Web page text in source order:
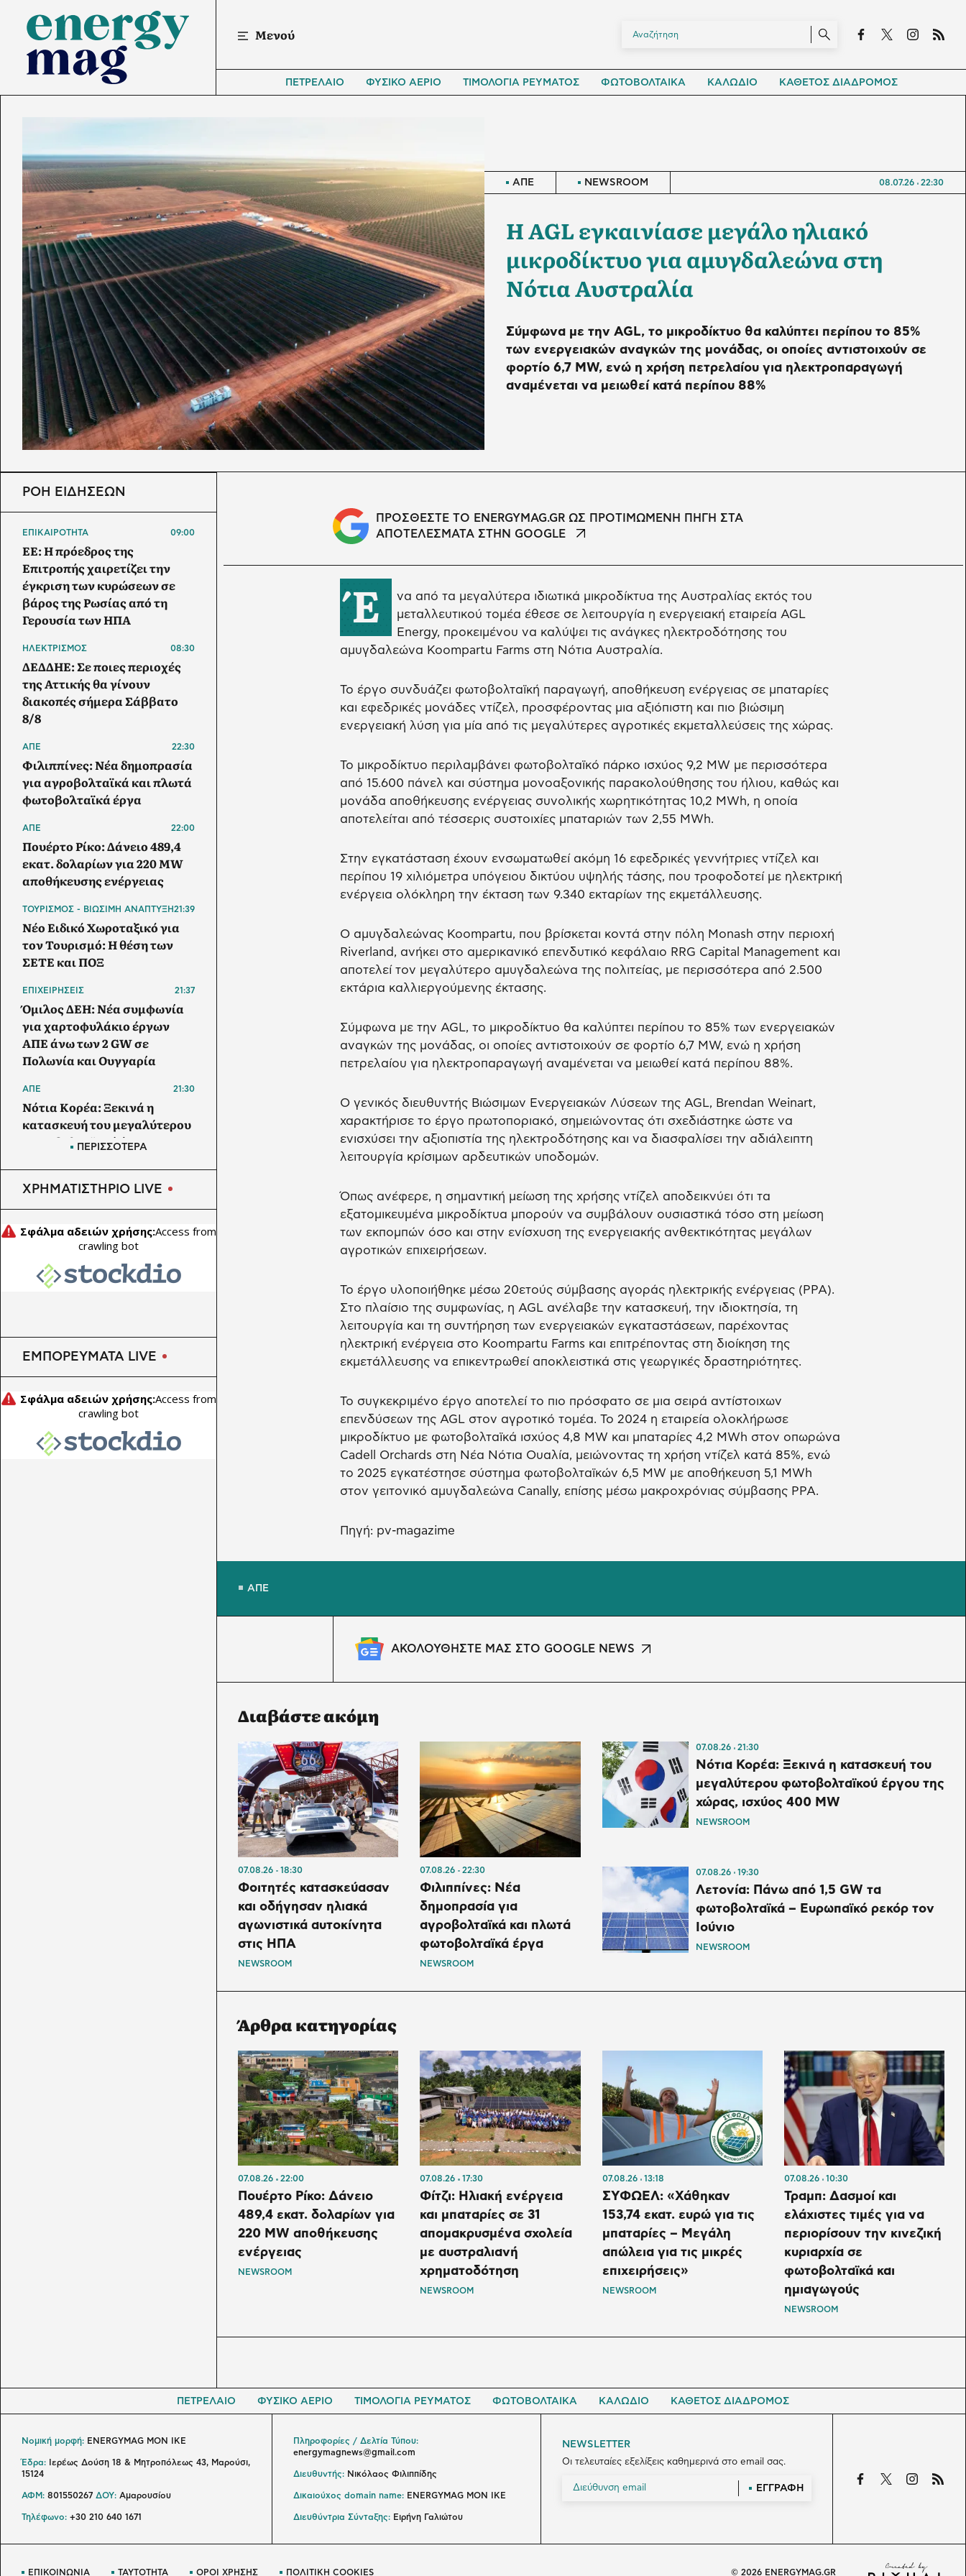
Μενού
ΠΕΤΡΕΛΑΙΟ ΦΥΣΙΚΟ ΑΕΡΙΟ ΤΙΜΟΛΟΓΙΑ ΡΕΥΜΑΤΟΣ ΦΩΤΟΒΟΛΤΑΙΚΑ ΚΑΛΩΔΙΟ ΚΑΘΕΤΟΣ ΔΙΑΔΡΟΜΟΣ
ΑΠΕ NEWSROOM 08.07.26 22:30
Η AGL εγκαινίασε μεγάλο ηλιακό
μικροδίκτυο για αμυγδαλεώνα στη
Νότια Αυστραλία
Σύμφωνα με την AGL, το μικροδίκτυο θα καλύπτει περίπου το 85%
των ενεργειακών αναγκών της μονάδας, οι οποίες αντιστοιχούν σε
φορτίο 6,7 MW, ενώ η χρήση πετρελαίου για ηλεκτροπαραγωγή
αναμένεται να μειωθεί κατά περίπου 88%
ΠΡΟΣΘΕΣΤΕ ΤΟ ENERGYMAG.GR ΩΣ ΠΡΟΤΙΜΩΜΕΝΗ ΠΗΓΗ ΣΤΑ
ΑΠΟΤΕΛΕΣΜΑΤΑ ΣΤΗΝ GOOGLE
Έ
να από τα μεγαλύτερα ιδιωτικά μικροδίκτυα της Αυστραλίας εκτός του
μεταλλευτικού τομέα έθεσε σε λειτουργία η ενεργειακή εταιρεία AGL
Energy, προκειμένου να καλύψει τις ανάγκες ηλεκτροδότησης του
αμυγδαλεώνα Koompartu Farms στη Νότια Αυστραλία.
Το έργο συνδυάζει φωτοβολταϊκή παραγωγή, αποθήκευση ενέργειας σε μπαταρίες
και εφεδρικές μονάδες ντίζελ, προσφέροντας μια αξιόπιστη και πιο βιώσιμη
ενεργειακή λύση για μία από τις μεγαλύτερες αγροτικές εκμεταλλεύσεις της χώρας.
Το μικροδίκτυο περιλαμβάνει φωτοβολταϊκό πάρκο ισχύος 9,2 MW με περισσότερα
από 15.600 πάνελ και σύστημα μονοαξονικής παρακολούθησης του ήλιου, καθώς και
μονάδα αποθήκευσης ενέργειας συνολικής χωρητικότητας 10,2 MWh, η οποία
αποτελείται από τέσσερις συστοιχίες μπαταριών των 2,55 MWh.
Στην εγκατάσταση έχουν ενσωματωθεί ακόμη 16 εφεδρικές γεννήτριες ντίζελ και
περίπου 19 χιλιόμετρα υπόγειου δικτύου υψηλής τάσης, που τροφοδοτεί με ηλεκτρική
ενέργεια ολόκληρη την έκταση των 9.340 εκταρίων της εκμετάλλευσης.
Ο αμυγδαλεώνας Koompartu, που βρίσκεται κοντά στην πόλη Monash στην περιοχή
Riverland, ανήκει στο αμερικανικό επενδυτικό κεφάλαιο RRG Capital Management και
αποτελεί τον μεγαλύτερο αμυγδαλεώνα της πολιτείας, με περισσότερα από 2.500
εκτάρια καλλιεργούμενης έκτασης.
Σύμφωνα με την AGL, το μικροδίκτυο θα καλύπτει περίπου το 85% των ενεργειακών
αναγκών της μονάδας, οι οποίες αντιστοιχούν σε φορτίο 6,7 MW, ενώ η χρήση
πετρελαίου για ηλεκτροπαραγωγή αναμένεται να μειωθεί κατά περίπου 88%.
Ο γενικός διευθυντής Βιώσιμων Ενεργειακών Λύσεων της AGL, Brendan Weinart,
χαρακτήρισε το έργο πρωτοποριακό, σημειώνοντας ότι σχεδιάστηκε ώστε να
ενισχύσει την αξιοπιστία της ηλεκτροδότησης και να διασφαλίσει την αδιάλειπτη
λειτουργία κρίσιμων αρδευτικών υποδομών.
Όπως ανέφερε, η σημαντική μείωση της χρήσης ντίζελ αποδεικνύει ότι τα
εξατομικευμένα μικροδίκτυα μπορούν να συμβάλουν ουσιαστικά τόσο στη μείωση
των εκπομπών όσο και στην ενίσχυση της ενεργειακής ανθεκτικότητας μεγάλων
αγροτικών επιχειρήσεων.
Το έργο υλοποιήθηκε μέσω 20ετούς σύμβασης αγοράς ηλεκτρικής ενέργειας (PPA).
Στο πλαίσιο της συμφωνίας, η AGL ανέλαβε την κατασκευή, την ιδιοκτησία, τη
λειτουργία και τη συντήρηση των ενεργειακών εγκαταστάσεων, παρέχοντας
ηλεκτρική ενέργεια στο Koompartu Farms και επιτρέποντας στη διοίκηση της
εκμετάλλευσης να επικεντρωθεί αποκλειστικά στις γεωργικές δραστηριότητες.
Το συγκεκριμένο έργο αποτελεί το πιο πρόσφατο σε μια σειρά αντίστοιχων
επενδύσεων της AGL στον αγροτικό τομέα. Το 2024 η εταιρεία ολοκλήρωσε
μικροδίκτυο με φωτοβολταϊκά ισχύος 4,8 MW και μπαταρίες 4,2 MWh στον οπωρώνα
Cadell Orchards στη Νέα Νότια Ουαλία, μειώνοντας τη χρήση ντίζελ κατά 85%, ενώ
το 2025 εγκατέστησε σύστημα φωτοβολταϊκών 6,5 MW με αποθήκευση 5,1 MWh
στον γειτονικό αμυγδαλεώνα Canally, επίσης μέσω μακροχρόνιας σύμβασης PPA.
Πηγή: pv-magazime
ΑΠΕ
ΑΚΟΛΟΥΘΗΣΤΕ ΜΑΣ ΣΤΟ GOOGLE NEWS
Διαβάστε ακόμη
07.08.26 18:30
Φοιτητές κατασκεύασαν
και οδήγησαν ηλιακά
αγωνιστικά αυτοκίνητα
στις ΗΠΑ
NEWSROOM
07.08.26 22:30
Φιλιππίνες: Νέα
δημοπρασία για
αγροβολταϊκά και πλωτά
φωτοβολταϊκά έργα
NEWSROOM
07.08.26 21:30
Νότια Κορέα: Ξεκινά η κατασκευή του
μεγαλύτερου φωτοβολταϊκού έργου της
χώρας, ισχύος 400 MW
NEWSROOM
07.08.26 19:30
Λετονία: Πάνω από 1,5 GW τα
φωτοβολταϊκά – Ευρωπαϊκό ρεκόρ τον
Ιούνιο
NEWSROOM
Άρθρα κατηγορίας
07.08.26 22:00
Πουέρτο Ρίκο: Δάνειο
489,4 εκατ. δολαρίων για
220 MW αποθήκευσης
ενέργειας
NEWSROOM
07.08.26 17:30
Φίτζι: Ηλιακή ενέργεια
και μπαταρίες σε 31
απομακρυσμένα σχολεία
με αυστραλιανή
χρηματοδότηση
NEWSROOM
07.08.26 13:18
ΣΥΦΩΕΛ: «Χάθηκαν
153,74 εκατ. ευρώ για τις
μπαταρίες – Μεγάλη
απώλεια για τις μικρές
επιχειρήσεις»
NEWSROOM
07.08.26 10:30
Τραμπ: Δασμοί και
ελάχιστες τιμές για να
περιορίσουν την κινεζική
κυριαρχία σε
φωτοβολταϊκά και
ημιαγωγούς
NEWSROOM
ΡΟΗ ΕΙΔΗΣΕΩΝ
ΕΠΙΚΑΙΡΟΤΗΤΑ 09:00
ΕΕ: Η πρόεδρος της
Επιτροπής χαιρετίζει την
έγκριση των κυρώσεων σε
βάρος της Ρωσίας από τη
Γερουσία των ΗΠΑ
ΗΛΕΚΤΡΙΣΜΟΣ 08:30
ΔΕΔΔΗΕ: Σε ποιες περιοχές
της Αττικής θα γίνουν
διακοπές σήμερα Σάββατο
8/8
ΑΠΕ 22:30
Φιλιππίνες: Νέα δημοπρασία
για αγροβολταϊκά και πλωτά
φωτοβολταϊκά έργα
ΑΠΕ 22:00
Πουέρτο Ρίκο: Δάνειο 489,4
εκατ. δολαρίων για 220 MW
αποθήκευσης ενέργειας
ΤΟΥΡΙΣΜΟΣ - ΒΙΩΣΙΜΗ ΑΝΑΠΤΥΞΗ21:39
Νέο Ειδικό Χωροταξικό για
τον Τουρισμό: Η θέση των
ΣΕΤΕ και ΠΟΞ
ΕΠΙΧΕΙΡΗΣΕΙΣ 21:37
Όμιλος ΔΕΗ: Νέα συμφωνία
για χαρτοφυλάκιο έργων
ΑΠΕ άνω των 2 GW σε
Πολωνία και Ουγγαρία
ΑΠΕ 21:30
Νότια Κορέα: Ξεκινά η
κατασκευή του μεγαλύτερου
φωτοβολταϊκού έργου της
ΤΟΥΡΙΣΜΟΣ - ΒΙΩΣΙΜΗ
στο νέο Διεθνές Αεροδρόμιο
Ηρακλείου
ΠΕΡΙΣΣΟΤΕΡΑ
ΧΡΗΜΑΤΙΣΤΗΡΙΟ LIVE
ΕΜΠΟΡΕΥΜΑΤΑ LIVE
ΠΕΤΡΕΛΑΙΟ ΦΥΣΙΚΟ ΑΕΡΙΟ ΤΙΜΟΛΟΓΙΑ ΡΕΥΜΑΤΟΣ ΦΩΤΟΒΟΛΤΑΙΚΑ ΚΑΛΩΔΙΟ ΚΑΘΕΤΟΣ ΔΙΑΔΡΟΜΟΣ
NEWSLETTER
Οι τελευταίες εξελίξεις καθημερινά στο email σας.
ΕΓΓΡΑΦΗ
Νομική μορφή: ENERGYMAG MON IKE
Έδρα: Ιερέως Δούση 18 & Μητροπόλεως 43, Μαρούσι,
15124
ΑΦΜ: 801550267 ΔΟΥ: Αμαρουσίου
Τηλέφωνο: +30 210 640 1671
Πληροφορίες / Δελτία Τύπου:
energymagnews@gmail.com
Διευθυντής: Νικόλαος Φιλιππίδης
Δικαιούχος domain name: ENERGYMAG ΜΟΝ ΙΚΕ
Διευθύντρια Σύνταξης: Ειρήνη Γαλιώτου
ΕΠΙΚΟΙΝΩΝΙΑ ΤΑΥΤΟΤΗΤΑ ΟΡΟΙ ΧΡΗΣΗΣ ΠΟΛΙΤΙΚΗ COOKIES © 2026 ENERGYMAG.GR